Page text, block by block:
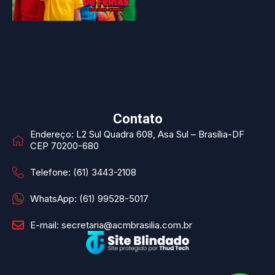
Contato
Endereço: L2 Sul Quadra 608, Asa Sul – Brasília-DF
CEP 70200-680
Telefone: (61) 3443-2108
WhatsApp: (61) 99528-5017
E-mail: secretaria@acmbrasilia.com.br